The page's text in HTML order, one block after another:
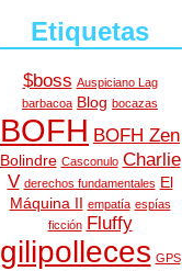
Etiquetas
$boss Auspiciano Lag
barbacoa Blog bocazas
BOFH BOFH Zen
Bolindre Casconulo Charlie
V derechos fundamentales El
Máquina II empatía espías
ficción
Fluffy
gilipolleces GPS